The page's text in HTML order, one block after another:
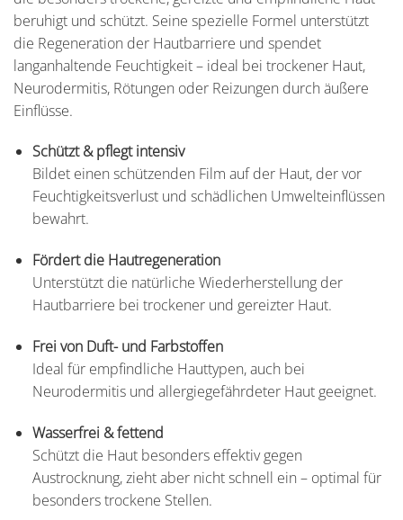
beruhigt und schützt. Seine spezielle Formel unterstützt
die Regeneration der Hautbarriere und spendet
langanhaltende Feuchtigkeit – ideal bei trockener Haut,
Neurodermitis, Rötungen oder Reizungen durch äußere
Einflüsse.
Schützt & pflegt intensiv
Bildet einen schützenden Film auf der Haut, der vor
Feuchtigkeitsverlust und schädlichen Umwelteinflüssen
bewahrt.
Fördert die Hautregeneration
Unterstützt die natürliche Wiederherstellung der
Hautbarriere bei trockener und gereizter Haut.
Frei von Duft- und Farbstoffen
Ideal für empfindliche Hauttypen, auch bei
Neurodermitis und allergiegefährdeter Haut geeignet.
Wasserfrei & fettend
Schützt die Haut besonders effektiv gegen
Austrocknung, zieht aber nicht schnell ein – optimal für
besonders trockene Stellen.